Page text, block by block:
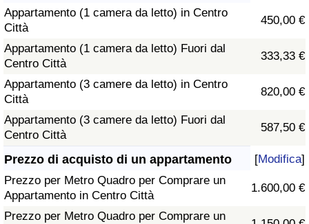
Appartamento (1 camera da letto) in Centro
Città
450,00 €
Appartamento (1 camera da letto) Fuori dal
Centro Città
333,33 €
Appartamento (3 camere da letto) in Centro
Città
820,00 €
Appartamento (3 camere da letto) Fuori dal
Centro Città
587,50 €
Prezzo di acquisto di un appartamento [Modifica]
Prezzo per Metro Quadro per Comprare un
Appartamento in Centro Città
1.600,00 €
Prezzo per Metro Quadro per Comprare un
Indice Del Costo Della Vita
Indice del Costo della Vita per Nazione
ad Aqaba
Indice del Prezzo delle Case
Indice del Prezzo delle Case per Nazione
Indice della Qualità della Vita (Corrente)
Indice della qualità della vita per Paese
Criminalità
Indice del Tasso di Criminalità (Corrente)
Indice della Criminalità
Indice di criminalità per paese